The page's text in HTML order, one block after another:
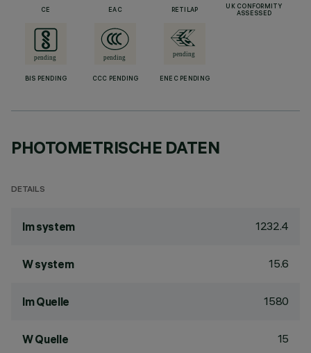
CE EAC RETILAP
UK CONFORMITY
ASSESSED
BIS PENDING CCC PENDING ENEC PENDING
PHOTOMETRISCHE DATEN
DETAILS
lm system 1232.4
W system 15.6
lm Quelle 1580
W Quelle 15